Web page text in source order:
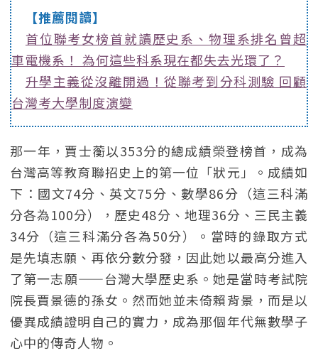
【推薦閱讀】
首位聯考女榜首就讀歷史系、物理系排名曾超
車電機系！ 為何這些科系現在都失去光環了？
升學主義從沒離開過！從聯考到分科測驗 回顧
台灣考大學制度演變
那一年，賈士蘅以353分的總成績榮登榜首，成為
台灣高等教育聯招史上的第一位「狀元」。成績如
下：國文74分、英文75分、數學86分（這三科滿
分各為100分），歷史48分、地理36分、三民主義
34分（這三科滿分各為50分）。當時的錄取方式
是先填志願、再依分數分發，因此她以最高分進入
了第一志願——台灣大學歷史系。她是當時考試院
院長賈景德的孫女。然而她並未倚賴背景，而是以
優異成績證明自己的實力，成為那個年代無數學子
心中的傳奇人物。